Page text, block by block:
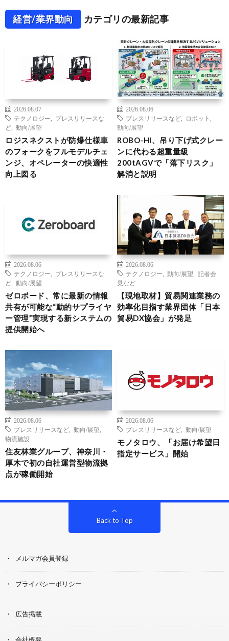
経営/業界動向 カテゴリの最新記事
2026.08.07
テクノロジー
プレスリリースな
ど
動向/展望
ロジスネクストが防爆仕様車
のフォークをフルモデルチェ
ンジ、オペレーターの快適性
向上図る
2026.08.06
プレスリリースなど
ロボット
動向/展望
ROBO-HI、吊り下げ式クレー
ンに代わる超重量級
200tAGVで「落下リスク」
解消と説明
2026.08.06
テクノロジー
プレスリリースな
ど
動向/展望
ゼロボード、常に最新の情報
共有が可能な“動的サプライヤ
ー管理”実現する新システムの
提供開始へ
2026.08.06
テクノロジー
動向/展望
記者会
見など
【現地取材】貿易関連業務の
効率化目指す業界団体「日本
貿易DX協会」が発足
2026.08.06
プレスリリースなど
動向/展望
物流施設
住友林業グループ、神奈川・
厚木で初の自社運営型物流拠
点が稼働開始
2026.08.06
プレスリリースなど
動向/展望
モノタロウ、「お届け希望日
指定サービス」開始
Back to Top
メルマガ会員登録
プライバシーポリシー
広告掲載